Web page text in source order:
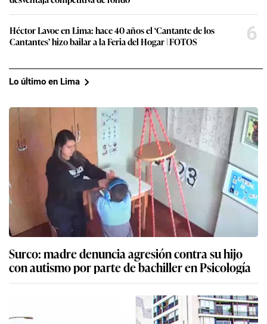
Héctor Lavoe en Lima: hace 40 años el ‘Cantante de los
Cantantes’ hizo bailar a la Feria del Hogar | FOTOS
6
Lo último en Lima
Surco: madre denuncia agresión contra su hijo
con autismo por parte de bachiller en Psicología